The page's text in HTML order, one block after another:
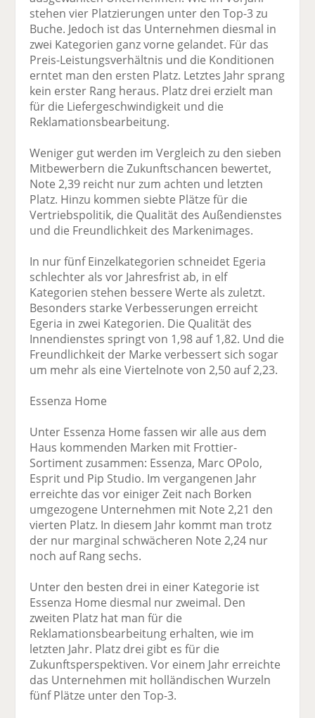
stehen vier Platzierungen unter den Top-3 zu
Buche. Jedoch ist das Unternehmen diesmal in
zwei Kategorien ganz vorne gelandet. Für das
Preis-Leistungsverhältnis und die Konditionen
erntet man den ersten Platz. Letztes Jahr sprang
kein erster Rang heraus. Platz drei erzielt man
für die Liefergeschwindigkeit und die
Reklamationsbearbeitung.
Weniger gut werden im Vergleich zu den sieben
Mitbewerbern die Zukunftschancen bewertet,
Note 2,39 reicht nur zum achten und letzten
Platz. Hinzu kommen siebte Plätze für die
Vertriebspolitik, die Qualität des Außendienstes
und die Freundlichkeit des Markenimages.
In nur fünf Einzelkategorien schneidet Egeria
schlechter als vor Jahresfrist ab, in elf
Kategorien stehen bessere Werte als zuletzt.
Besonders starke Verbesserungen erreicht
Egeria in zwei Kategorien. Die Qualität des
Innendienstes springt von 1,98 auf 1,82. Und die
Freundlichkeit der Marke verbessert sich sogar
um mehr als eine Viertelnote von 2,50 auf 2,23.
Essenza Home
Unter Essenza Home fassen wir alle aus dem
Haus kommenden Marken mit Frottier-
Sortiment zusammen: Essenza, Marc OPolo,
Esprit und Pip Studio. Im vergangenen Jahr
erreichte das vor einiger Zeit nach Borken
umgezogene Unternehmen mit Note 2,21 den
vierten Platz. In diesem Jahr kommt man trotz
der nur marginal schwächeren Note 2,24 nur
noch auf Rang sechs.
Unter den besten drei in einer Kategorie ist
Essenza Home diesmal nur zweimal. Den
zweiten Platz hat man für die
Reklamationsbearbeitung erhalten, wie im
letzten Jahr. Platz drei gibt es für die
Zukunftsperspektiven. Vor einem Jahr erreichte
das Unternehmen mit holländischen Wurzeln
fünf Plätze unter den Top-3.